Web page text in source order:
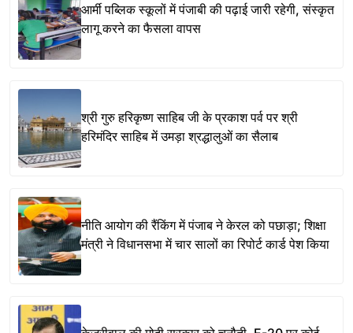
आर्मी पब्लिक स्कूलों में पंजाबी की पढ़ाई जारी रहेगी, संस्कृत
लागू करने का फैसला वापस
श्री गुरु हरिकृष्ण साहिब जी के प्रकाश पर्व पर श्री
हरिमंदिर साहिब में उमड़ा श्रद्धालुओं का सैलाब
नीति आयोग की रैंकिंग में पंजाब ने केरल को पछाड़ा; शिक्षा
मंत्री ने विधानसभा में चार सालों का रिपोर्ट कार्ड पेश किया